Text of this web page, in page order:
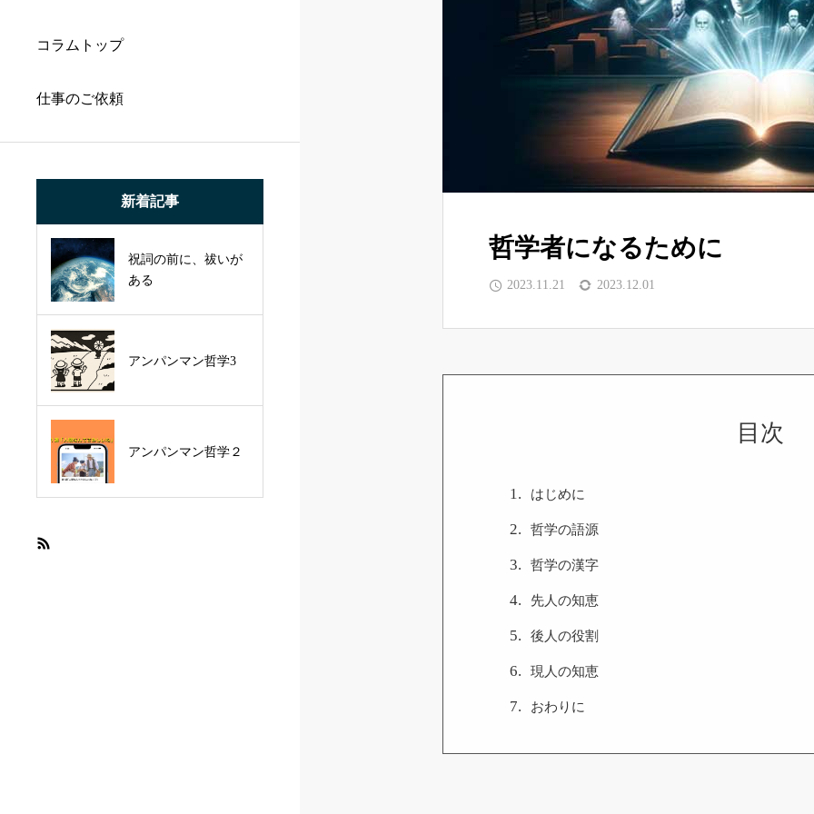
コラムトップ
仕事のご依頼
新着記事
祝詞の前に、祓いが
ある
アンパンマン哲学3
アンパンマン哲学２
哲学者になるために
2023.11.21 2023.12.01
目次
はじめに
哲学の語源
哲学の漢字
先人の知恵
後人の役割
現人の知恵
おわりに